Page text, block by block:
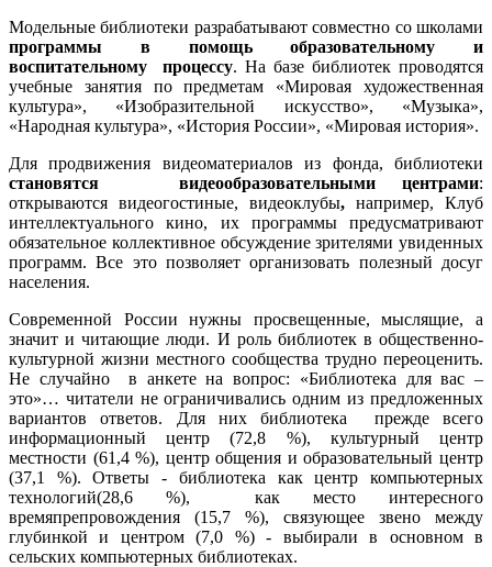
Модельные библиотеки разрабатывают совместно со школами
программы в помощь образовательному и
воспитательному процессу. На базе библиотек проводятся
учебные занятия по предметам «Мировая художественная
культура», «Изобразительной искусство», «Музыка»,
«Народная культура», «История России», «Мировая история».
Для продвижения видеоматериалов из фонда, библиотеки
становятся видеообразовательными центрами:
открываются видеогостиные, видеоклубы, например, Клуб
интеллектуального кино, их программы предусматривают
обязательное коллективное обсуждение зрителями увиденных
программ. Все это позволяет организовать полезный досуг
населения.
Современной России нужны просвещенные, мыслящие, а
значит и читающие люди. И роль библиотек в общественно-
культурной жизни местного сообщества трудно переоценить.
Не случайно в анкете на вопрос: «Библиотека для вас –
это»… читатели не ограничивались одним из предложенных
вариантов ответов. Для них библиотека прежде всего
информационный центр (72,8 %), культурный центр
местности (61,4 %), центр общения и образовательный центр
(37,1 %). Ответы - библиотека как центр компьютерных
технологий(28,6 %), как место интересного
времяпрепровождения (15,7 %), связующее звено между
глубинкой и центром (7,0 %) - выбирали в основном в
сельских компьютерных библиотеках.